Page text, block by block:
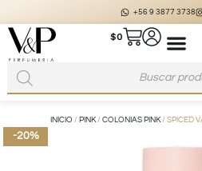
+56 9 3877 3738
$0
INICIO / PINK/ COLONIAS PINK/ SPICED
-20%